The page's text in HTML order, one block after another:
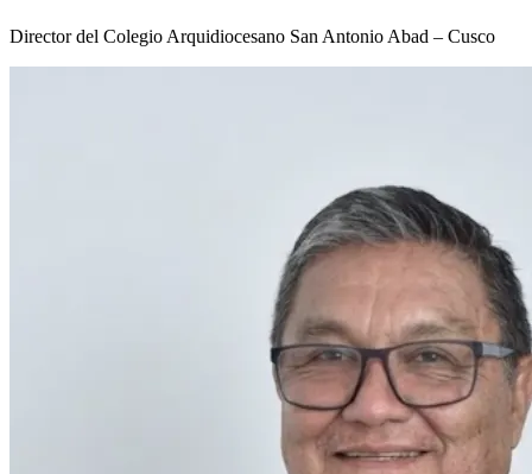
Director del Colegio Arquidiocesano San Antonio Abad – Cusco